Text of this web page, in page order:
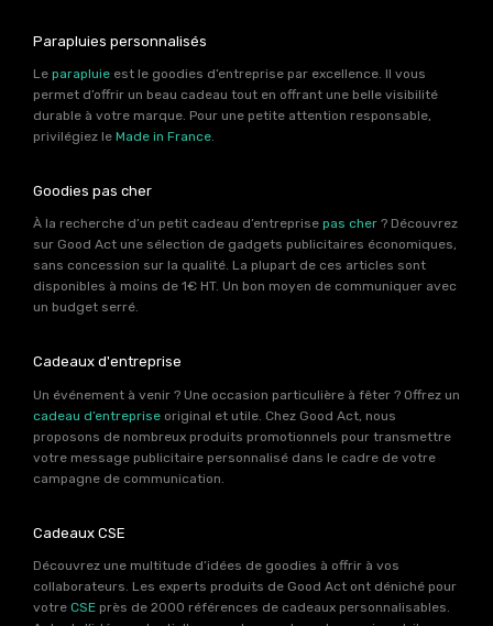
Parapluies personnalisés
Le parapluie est le goodies d’entreprise par excellence. Il vous
permet d’offrir un beau cadeau tout en offrant une belle visibilité
durable à votre marque. Pour une petite attention responsable,
privilégiez le Made in France.
Goodies pas cher
À la recherche d’un petit cadeau d’entreprise pas cher ? Découvrez
sur Good Act une sélection de gadgets publicitaires économiques,
sans concession sur la qualité. La plupart de ces articles sont
disponibles à moins de 1€ HT. Un bon moyen de communiquer avec
un budget serré.
Cadeaux d'entreprise
Un événement à venir ? Une occasion particulière à fêter ? Offrez un
cadeau d’entreprise original et utile. Chez Good Act, nous
proposons de nombreux produits promotionnels pour transmettre
votre message publicitaire personnalisé dans le cadre de votre
campagne de communication.
Cadeaux CSE
Découvrez une multitude d’idées de goodies à offrir à vos
collaborateurs. Les experts produits de Good Act ont déniché pour
votre CSE près de 2000 références de cadeaux personnalisables.